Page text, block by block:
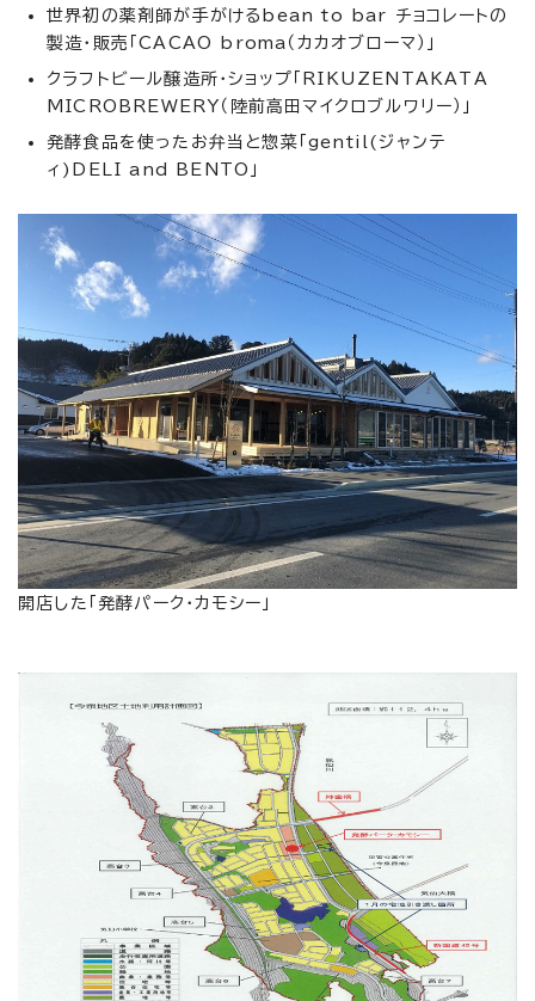
世界初の薬剤師が手がけるbean to bar チョコレートの
製造・販売「CACAO broma（カカオブローマ）」
クラフトビール醸造所・ショップ「RIKUZENTAKATA
MICROBREWERY（陸前高田マイクロブルワリー）」
発酵食品を使ったお弁当と惣菜「gentil(ジャンテ
ィ)DELI and BENTO」
開店した「発酵パーク・カモシー」